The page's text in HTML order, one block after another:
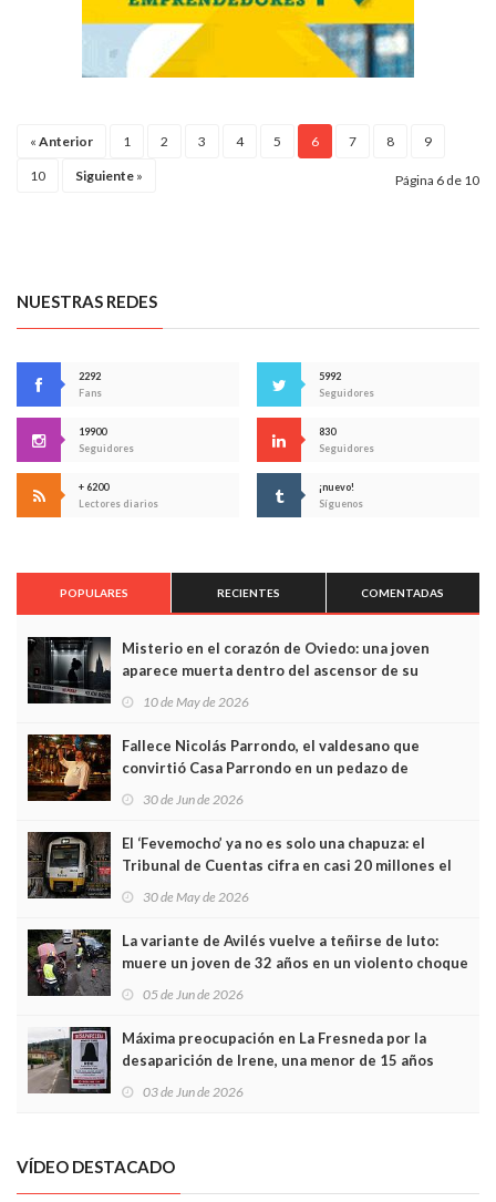
« Anterior 1 2 3 4 5 6 7 8 9
10 Siguiente » Página 6 de 10
NUESTRAS REDES
2292
Fans
5992
Seguidores
19900
Seguidores
830
Seguidores
+ 6200
Lectores diarios
¡nuevo!
Síguenos
POPULARES RECIENTES COMENTADAS
Misterio en el corazón de Oviedo: una joven
aparece muerta dentro del ascensor de su
edificio y las cámaras captan sus últimos minutos
10 de May de 2026
Fallece Nicolás Parrondo, el valdesano que
convirtió Casa Parrondo en un pedazo de
Asturias en Madrid
30 de Jun de 2026
El ‘Fevemocho’ ya no es solo una chapuza: el
Tribunal de Cuentas cifra en casi 20 millones el
sobrecoste de los trenes que no cabían por los
30 de May de 2026
La variante de Avilés vuelve a teñirse de luto:
muere un joven de 32 años en un violento choque
frontal
05 de Jun de 2026
Máxima preocupación en La Fresneda por la
desaparición de Irene, una menor de 15 años
03 de Jun de 2026
VÍDEO DESTACADO